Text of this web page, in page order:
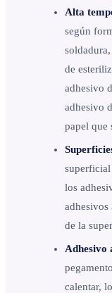
Alta
según
de
adhesivo
adhesivo
papel que
los
de la
Adhesivo
calentar,